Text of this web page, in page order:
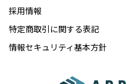
採用情報
特定商取引に関する表記
情報セキュリティ基本方針